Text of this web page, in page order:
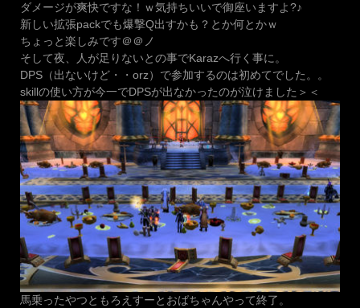
ダメージが爽快ですな！ｗ気持ちいいで御座いますよ?♪
新しい拡張packでも爆撃Q出すかも？とか何とかｗ
ちょっと楽しみです＠＠ノ
そして夜、人が足りないとの事でKarazへ行く事に。
DPS（出ないけど・・orz）で参加するのは初めてでした。。
skillの使い方が今一でDPSが出なかったのが泣けました＞＜
馬乗ったやつともろえすーとおばちゃんやって終了。